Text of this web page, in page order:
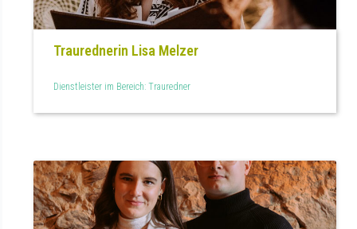
Traurednerin Lisa Melzer
Dienstleister im Bereich: Trauredner